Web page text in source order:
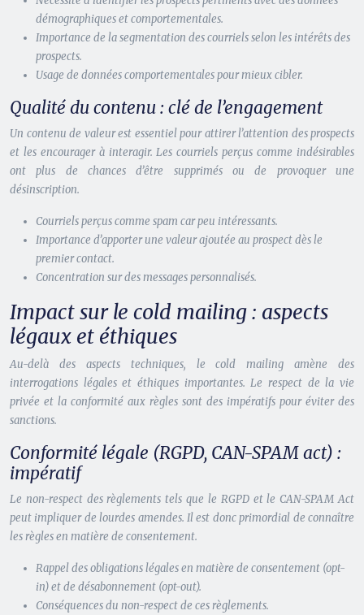
démographiques et comportementales.
Importance de la segmentation des courriels selon les intérêts des
prospects.
Usage de données comportementales pour mieux cibler.
Qualité du contenu : clé de l’engagement
Un contenu de valeur est essentiel pour attirer l’attention des prospects
et les encourager à interagir. Les courriels perçus comme indésirables
ont plus de chances d’être supprimés ou de provoquer une
désinscription.
Courriels perçus comme spam car peu intéressants.
Importance d’apporter une valeur ajoutée au prospect dès le
premier contact.
Concentration sur des messages personnalisés.
Impact sur le cold mailing : aspects
légaux et éthiques
Au-delà des aspects techniques, le cold mailing amène des
interrogations légales et éthiques importantes. Le respect de la vie
privée et la conformité aux règles sont des impératifs pour éviter des
sanctions.
Conformité légale (RGPD, CAN-SPAM act) :
impératif
Le non-respect des règlements tels que le RGPD et le CAN-SPAM Act
peut impliquer de lourdes amendes. Il est donc primordial de connaître
les règles en matière de consentement.
Rappel des obligations légales en matière de consentement (opt-
in) et de désabonnement (opt-out).
Conséquences du non-respect de ces règlements.